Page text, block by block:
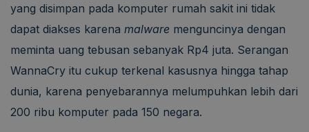
yang disimpan pada komputer rumah sakit ini tidak
dapat diakses karena malware menguncinya dengan
meminta uang tebusan sebanyak Rp4 juta. Serangan
WannaCry itu cukup terkenal kasusnya hingga tahap
dunia, karena penyebarannya melumpuhkan lebih dari
200 ribu komputer pada 150 negara.